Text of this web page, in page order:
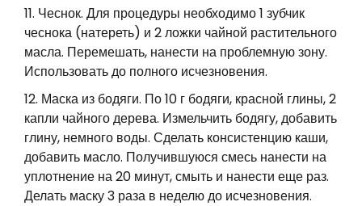
Чеснок. Для процедуры необходимо 1 зубчик
чеснока (натереть) и 2 ложки чайной растительного
масла. Перемешать, нанести на проблемную зону.
Использовать до полного исчезновения.
Маска из бодяги. По 10 г бодяги, красной глины, 2
капли чайного дерева. Измельчить бодягу, добавить
глину, немного воды. Сделать консистенцию каши,
добавить масло. Получившуюся смесь нанести на
уплотнение на 20 минут, смыть и нанести еще раз.
Делать маску 3 раза в неделю до исчезновения.